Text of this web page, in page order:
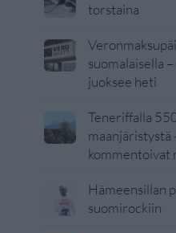
torstaina
suomalaisella
juoksee heti
Teneriffalla
maanjäristystä
kommentoivat
Hämeensillan
suomirockiin